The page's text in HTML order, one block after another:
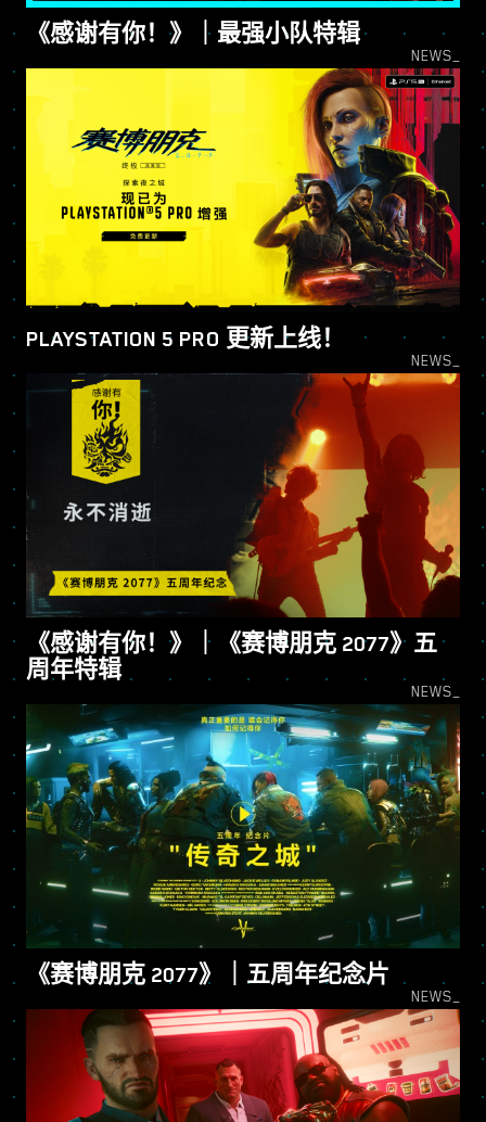
《感谢有你！》｜最强小队特辑
NEWS_
PLAYSTATION 5 PRO 更新上线！
NEWS_
《感谢有你！》｜《赛博朋克 2077》五
周年特辑
NEWS_
《赛博朋克 2077》｜五周年纪念片
NEWS_